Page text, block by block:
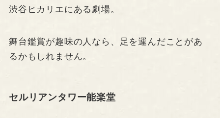
渋谷ヒカリエにある劇場。
舞台鑑賞が趣味の人なら、足を運んだことがあ
るかもしれません。
セルリアンタワー能楽堂